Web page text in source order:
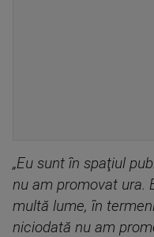
„Eu sunt în spaţiul
nu am promovat ura.
multă lume, în
niciodată nu am